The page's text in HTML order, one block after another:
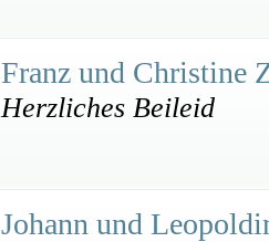
Franz und Christine
Herzliches Beileid
Johann und